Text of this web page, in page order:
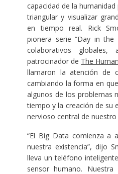
capacidad de la
triangular y visualizar
en tiempo real. Rick
pionera serie “Day in
colaborativos
patrocinador de The
llamaron la atención de
cambiando la forma en
algunos de los problemas
tiempo y la creación de su
nervioso central de
“El Big Data comienza a
nuestra existencia”, dijo
lleva un teléfono
sensor humano. Nuestra